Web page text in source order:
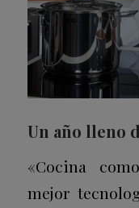
Un año lleno
«Cocina
mejor